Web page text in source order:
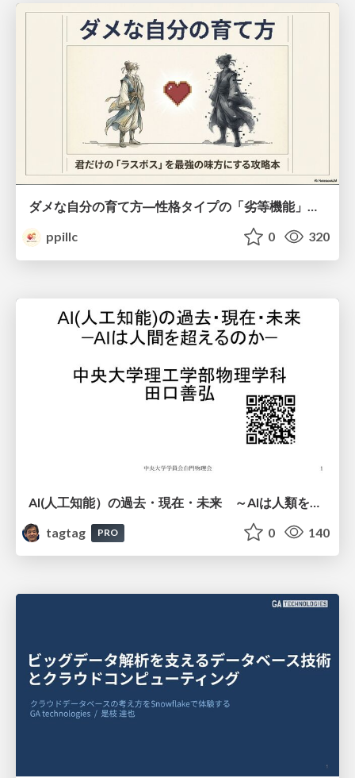
ダメな自分の育て方―性格タイプの「劣等機能」から理解するニガテ克服術
ppillc
0 320
tagtag
PRO 0 140